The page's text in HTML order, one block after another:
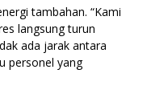
tambahan. “Kami
langsung turun
ada jarak antara
personel yang